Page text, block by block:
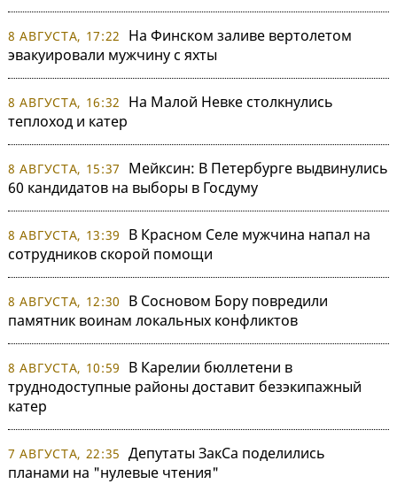
8 АВГУСТА, 17:22
На Финском заливе вертолетом
эвакуировали мужчину с яхты
8 АВГУСТА, 16:32
На Малой Невке столкнулись
теплоход и катер
8 АВГУСТА, 15:37
Мейксин: В Петербурге выдвинулись
60 кандидатов на выборы в Госдуму
8 АВГУСТА, 13:39
В Красном Селе мужчина напал на
сотрудников скорой помощи
8 АВГУСТА, 12:30
В Сосновом Бору повредили
памятник воинам локальных конфликтов
8 АВГУСТА, 10:59
В Карелии бюллетени в
труднодоступные районы доставит безэкипажный
катер
7 АВГУСТА, 22:35 Депутаты ЗакСа поделились
планами на "нулевые чтения"